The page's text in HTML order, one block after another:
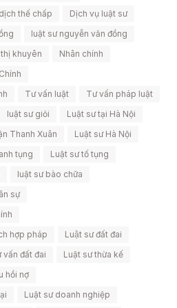
thế chấp
Dịch vụ luật sư
luật sư nguyễn văn đồng
khuyên
Nhân chính
Tư vấn luật
Tư vấn pháp luật
luật sư giỏi
Luật sư tại Hà Nội
Thanh Xuân
Luật sư Hà Nội
tụng
Luật sư tố tụng
luật sư bào chữa
sự
hợp pháp
Luật sư đất đai
vấn đất đai
Luật sư thừa kế
hồi nợ
Luật sư doanh nghiệp